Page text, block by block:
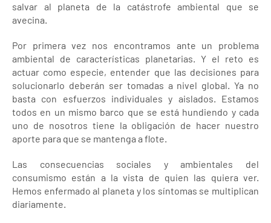
salvar al planeta de la catástrofe ambiental que se
avecina.
Por primera vez nos encontramos ante un problema
ambiental de características planetarias. Y el reto es
actuar como especie, entender que las decisiones para
solucionarlo deberán ser tomadas a nivel global. Ya no
basta con esfuerzos individuales y aislados. Estamos
todos en un mismo barco que se está hundiendo y cada
uno de nosotros tiene la obligación de hacer nuestro
aporte para que se mantenga a flote.
Las consecuencias sociales y ambientales del
consumismo están a la vista de quien las quiera ver.
Hemos enfermado al planeta y los síntomas se multiplican
diariamente.